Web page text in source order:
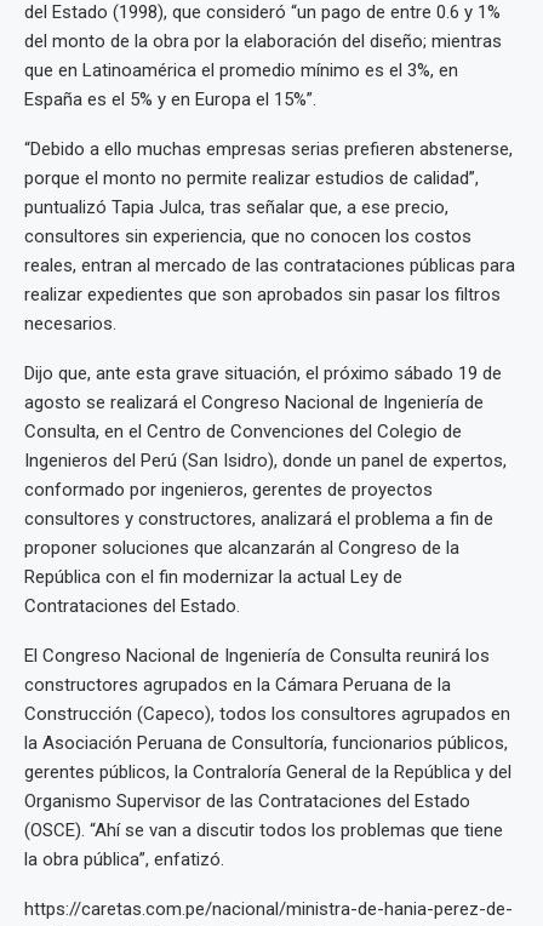
del Estado (1998), que consideró “un pago de entre 0.6 y 1%
del monto de la obra por la elaboración del diseño; mientras
que en Latinoamérica el promedio mínimo es el 3%, en
España es el 5% y en Europa el 15%”.
“Debido a ello muchas empresas serias prefieren abstenerse,
porque el monto no permite realizar estudios de calidad”,
puntualizó Tapia Julca, tras señalar que, a ese precio,
consultores sin experiencia, que no conocen los costos
reales, entran al mercado de las contrataciones públicas para
realizar expedientes que son aprobados sin pasar los filtros
necesarios.
Dijo que, ante esta grave situación, el próximo sábado 19 de
agosto se realizará el Congreso Nacional de Ingeniería de
Consulta, en el Centro de Convenciones del Colegio de
Ingenieros del Perú (San Isidro), donde un panel de expertos,
conformado por ingenieros, gerentes de proyectos
consultores y constructores, analizará el problema a fin de
proponer soluciones que alcanzarán al Congreso de la
República con el fin modernizar la actual Ley de
Contrataciones del Estado.
El Congreso Nacional de Ingeniería de Consulta reunirá los
constructores agrupados en la Cámara Peruana de la
Construcción (Capeco), todos los consultores agrupados en
la Asociación Peruana de Consultoría, funcionarios públicos,
gerentes públicos, la Contraloría General de la República y del
Organismo Supervisor de las Contrataciones del Estado
(OSCE). “Ahí se van a discutir todos los problemas que tiene
la obra pública”, enfatizó.
https://caretas.com.pe/nacional/ministra-de-hania-perez-de-